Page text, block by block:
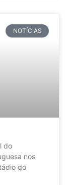
NOTÍCIAS
do
nos
do